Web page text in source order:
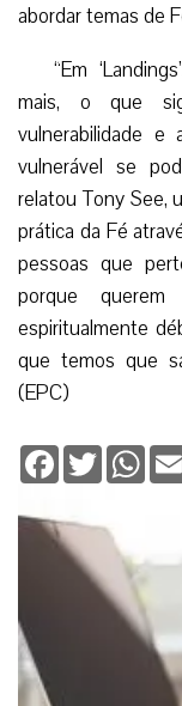
abordar temas de
“Em
mais, o que
vulnerabilidade
vulnerável se
relatou Tony See,
prática da Fé
pessoas que
porque
espiritualmente
que temos que
(EPC)
Facebook
Twitter